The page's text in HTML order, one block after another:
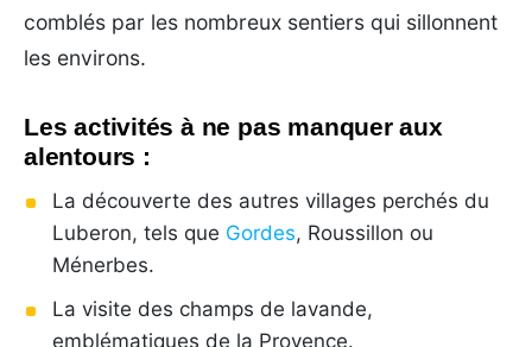
comblés par les nombreux sentiers qui sillonnent
les environs.
Les activités à ne pas manquer aux
alentours :
La découverte des autres villages perchés du
Luberon, tels que Gordes, Roussillon ou
Ménerbes.
La visite des champs de lavande,
emblématiques de la Provence.